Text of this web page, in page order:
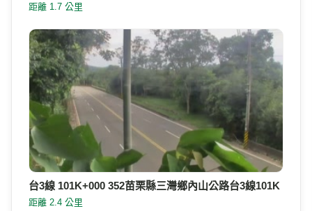
距離 1.7 公里
台3線 101K+000 352苗栗縣三灣鄉內山公路台3線101K
距離 2.4 公里